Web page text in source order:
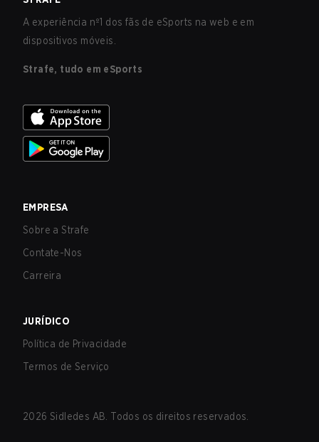
A experiência nº1 dos fãs de eSports na web e em
dispositivos móveis.
Strafe, tudo em eSports
EMPRESA
Sobre a Strafe
Contate-Nos
Carreira
JURÍDICO
Política de Privacidade
Termos de Serviço
2026 Sidledes AB. Todos os direitos reservados.